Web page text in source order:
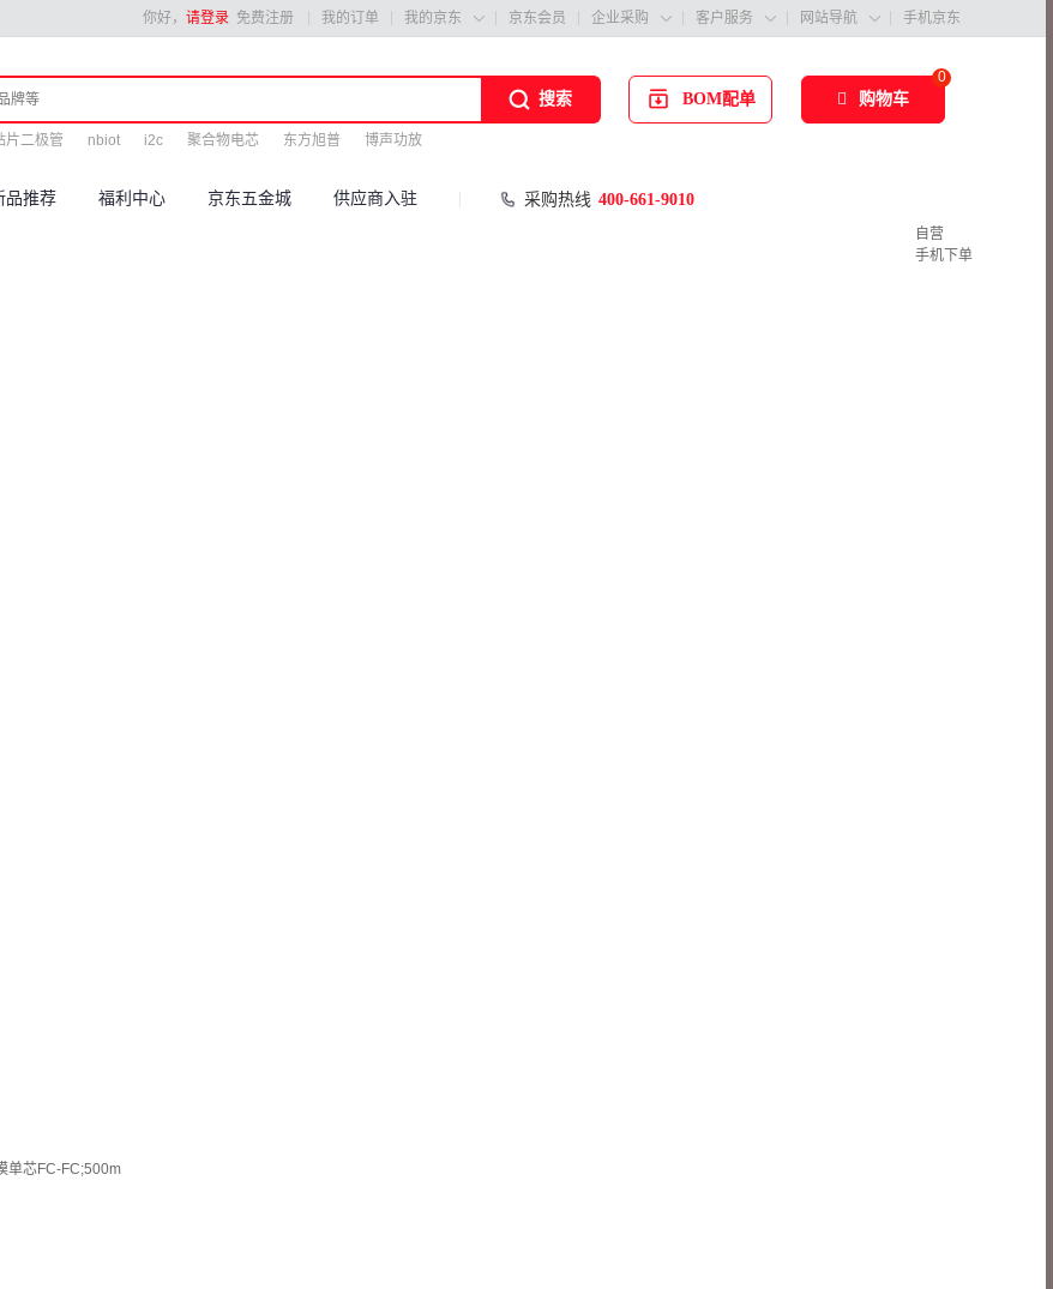
你好， 请登录 免费注册 我的订单 我的京东  京东会员 企业采购  客户服务  网站导航  手机京东
搜索
片二极管 nbiot i2c 聚合物电芯 东方旭普 博声功放
BOM配单
0
购物车
品推荐 福利中心 京东五金城 供应商入驻 采购热线 400-661-9010
自营
手机下单
单芯FC-FC;500m